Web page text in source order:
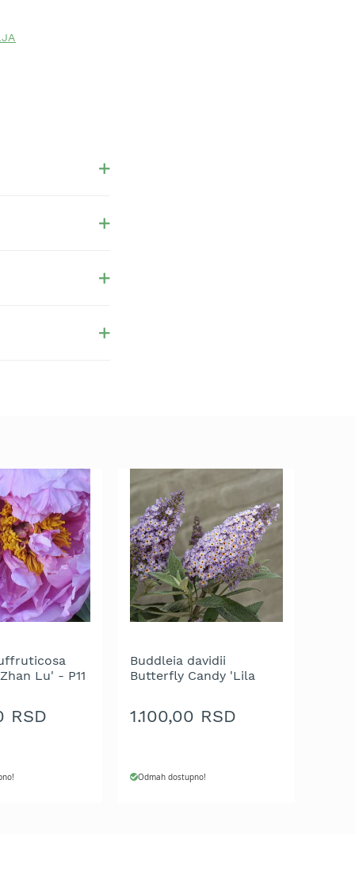
Lu' - P11
RSD
Buddleia davidii
Butterfly Candy 'Lila
1.100,00 RSD
Odmah dostupno!